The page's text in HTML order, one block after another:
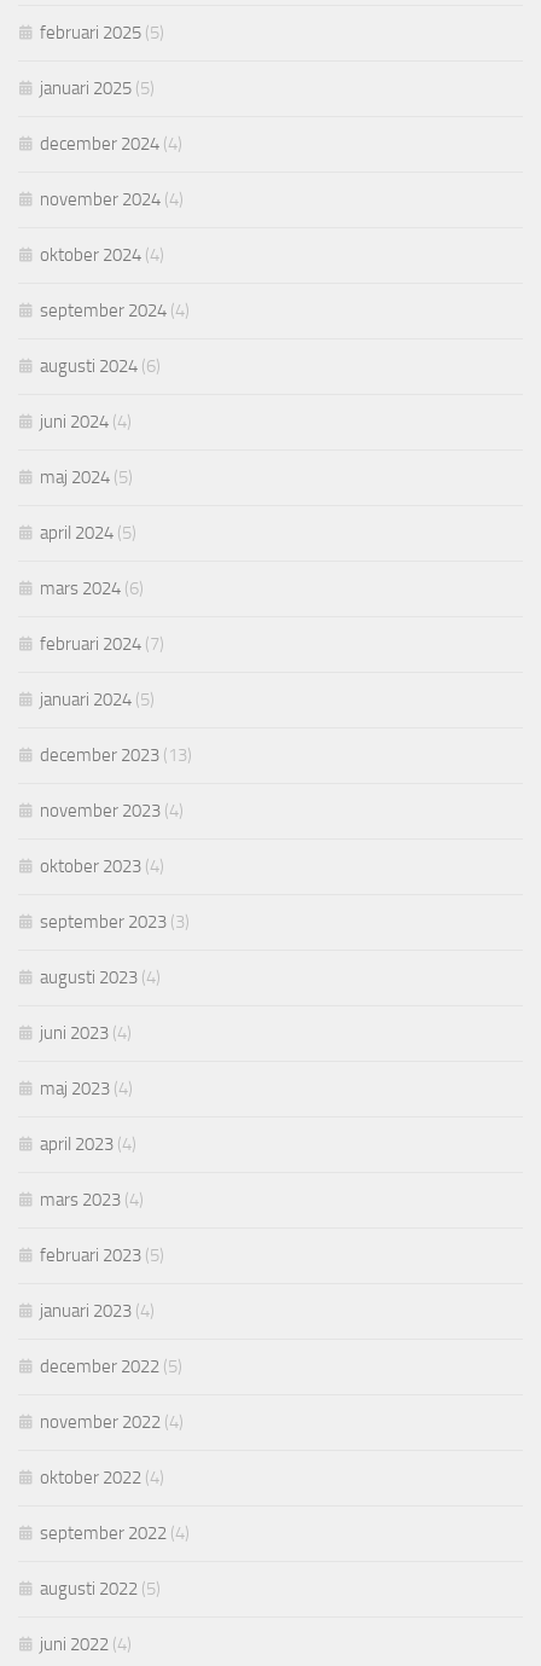
februari 2025 (5)
januari 2025 (5)
december 2024 (4)
november 2024 (4)
oktober 2024 (4)
september 2024 (4)
augusti 2024 (6)
juni 2024 (4)
maj 2024 (5)
april 2024 (5)
mars 2024 (6)
februari 2024 (7)
januari 2024 (5)
december 2023 (13)
november 2023 (4)
oktober 2023 (4)
september 2023 (3)
augusti 2023 (4)
juni 2023 (4)
maj 2023 (4)
april 2023 (4)
mars 2023 (4)
februari 2023 (5)
januari 2023 (4)
december 2022 (5)
november 2022 (4)
oktober 2022 (4)
september 2022 (4)
augusti 2022 (5)
juni 2022 (4)